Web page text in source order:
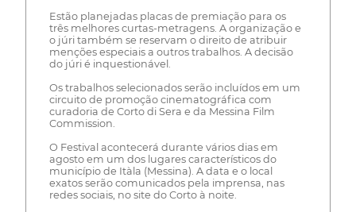
Estão planejadas placas de premiação para os
três melhores curtas-metragens. A organização e
o júri também se reservam o direito de atribuir
menções especiais a outros trabalhos. A decisão
do júri é inquestionável.
Os trabalhos selecionados serão incluídos em um
circuito de promoção cinematográfica com
curadoria de Corto di Sera e da Messina Film
Commission.
O Festival acontecerá durante vários dias em
agosto em um dos lugares característicos do
município de Itàla (Messina). A data e o local
exatos serão comunicados pela imprensa, nas
redes sociais, no site do Corto à noite.